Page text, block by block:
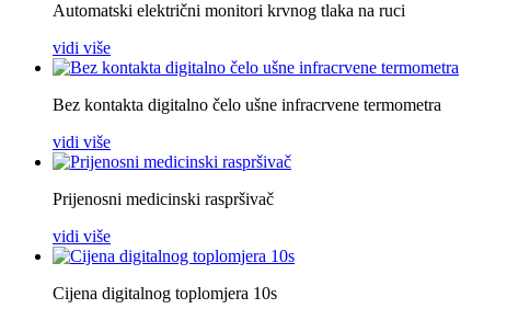
Automatski električni monitori krvnog tlaka na ruci
vidi više
Bez kontakta digitalno čelo ušne infracrvene termometra
vidi više
Prijenosni medicinski raspršivač
vidi više
Cijena digitalnog toplomjera 10s